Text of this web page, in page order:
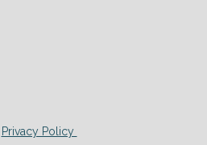
Privacy Policy